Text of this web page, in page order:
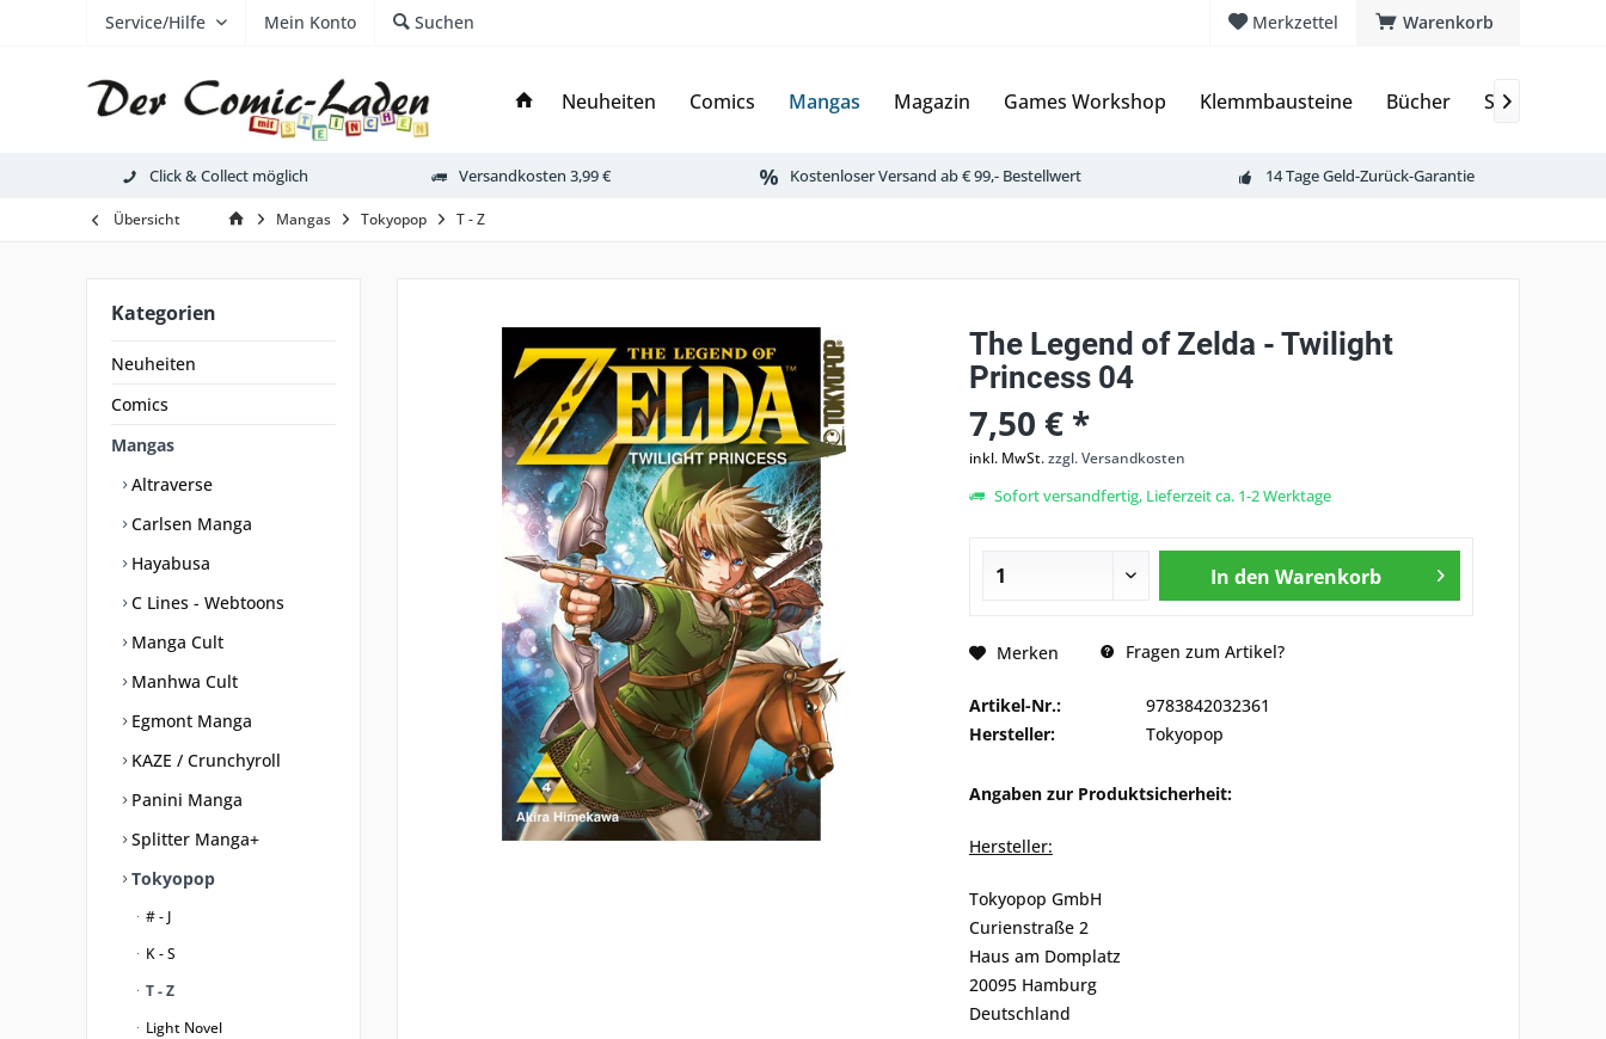
Warenkorb
Merkzettel
Service/Hilfe Mein Konto Suchen
Neuheiten Comics Mangas Magazin Games Workshop Klemmbausteine Bücher 
Click & Collect möglich Versandkosten 3,99 € Kostenloser Versand ab € 99,- Bestellwert 14 Tage Geld-Zurück-Garantie
Übersicht Mangas Tokyopop T - Z
Kategorien
Neuheiten
Comics
Mangas
Altraverse
Carlsen Manga
Hayabusa
C Lines - Webtoons
Manga Cult
Manhwa Cult
Egmont Manga
KAZE / Crunchyroll
Panini Manga
Splitter Manga+
Tokyopop
# - J
K - S
T - Z
Light Novel
The Legend of Zelda - Twilight
Princess 04
7,50 € *
inkl. MwSt.zzgl. Versandkosten
Sofort versandfertig, Lieferzeit ca. 1-2 Werktage
In den Warenkorb
Merken Fragen zum Artikel?
Artikel-Nr.:
9783842032361
Hersteller:
Tokyopop
Angaben zur Produktsicherheit:
Hersteller:
Tokyopop GmbH
Curienstraße 2
Haus am Domplatz
20095 Hamburg
Deutschland